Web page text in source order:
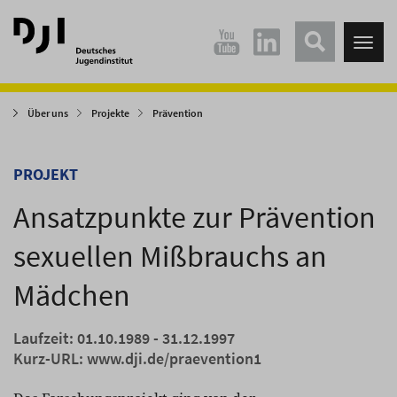
Direkt
zum
Hauptinhalt
Direkt
zum
Hauptmenü
Über uns Projekte Prävention
PROJEKT
Ansatzpunkte zur Prävention
sexuellen Mißbrauchs an
Mädchen
Laufzeit: 01.10.1989 - 31.12.1997
Kurz-URL: www.dji.de/praevention1